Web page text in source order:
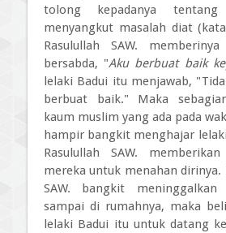
tolong kepadanya
menyangkut masalah diat
Rasulullah SAW.
bersabda, "Aku berbuat baik
lelaki Badui itu menjawab,
berbuat baik." Maka
kaum muslim yang ada pada
hampir bangkit menghajar
Rasulullah SAW.
mereka untuk menahan dirinya.
SAW. bangkit meninggalkan
sampai di rumahnya, maka
lelaki Badui itu untuk datang